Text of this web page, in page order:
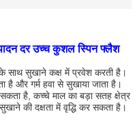
दर उच्च कुशल स्पिन फ्लैश
के साथ सुखाने कक्ष में प्रवेश करती है।
है और गर्म हवा से सुखाया जाता है।
है, कच्चे माल का बड़ा सतह क्षेत्र
की दक्षता में वृद्धि कर सकता है।